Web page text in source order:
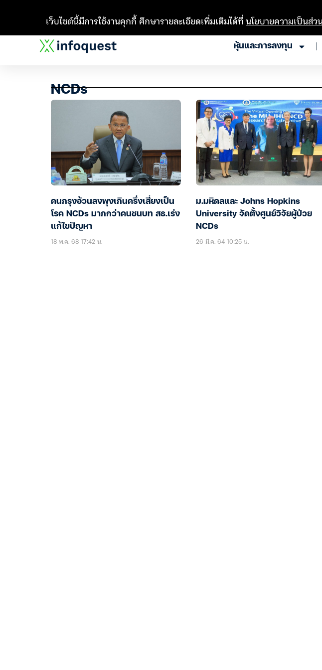
หุ้นและการลงทุน
NCDs
คนกรุงอ้วนลงพุงเกินครึ่งเสี่ยงเป็น
โรค NCDs มากกว่าคนชนบท สธ.เร่ง
แก้ไขปัญหา
18 พ.ค. 68 17:42 น.
ม.มหิดลและ Johns Hopkins
University จัดตั้งศูนย์วิจัยผู้ป่วย
NCDs
26 มี.ค. 64 10:25 น.
เว็บไซต์นี้มีการใช้งานคุกกี้ ศึกษารายละเอียดเพิ่มเติมได้ที่นโยบายความเป็นส่ว